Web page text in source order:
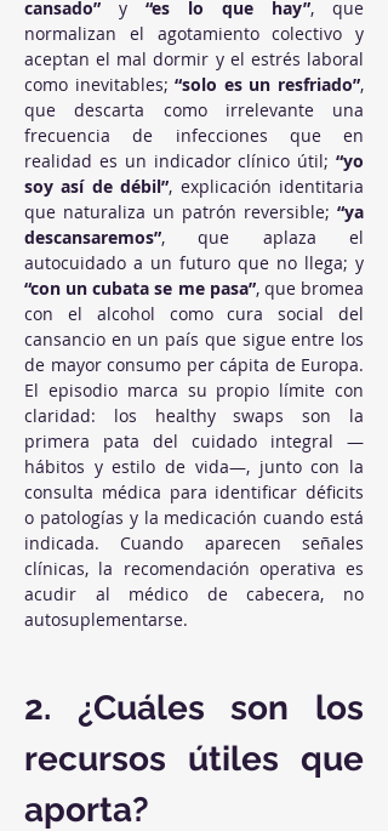
cansado” y “es lo que hay”, que
normalizan el agotamiento colectivo y
aceptan el mal dormir y el estrés laboral
como inevitables; “solo es un resfriado”,
que descarta como irrelevante una
frecuencia de infecciones que en
realidad es un indicador clínico útil; “yo
soy así de débil”, explicación identitaria
que naturaliza un patrón reversible; “ya
descansaremos”, que aplaza el
“con un cubata se me pasa”, que bromea
con el alcohol como cura social del
cansancio en un país que sigue entre los
de mayor consumo per cápita de Europa.
El episodio marca su propio límite con
claridad: los healthy swaps son la
primera pata del cuidado integral —
hábitos y estilo de vida—, junto con la
consulta médica para identificar déficits
o patologías y la medicación cuando está
indicada. Cuando aparecen señales
clínicas, la recomendación operativa es
acudir al médico de cabecera, no
autosuplementarse.
2. ¿Cuáles son los
recursos útiles que
aporta?